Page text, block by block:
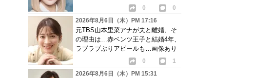
0
0
2026年8月6日（木）PM 17:16
元TBS山本里菜アナが夫と離婚、そ
の理由は…赤ベンツ王子と結婚4年、
ラブラブぶりアピールも…画像あり
0
1
2026年8月6日（木）PM 15:31